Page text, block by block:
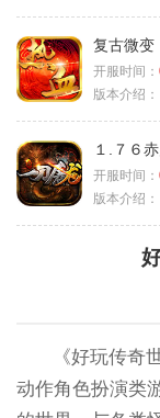
复古微变
开服时间：
版本介绍：
１.７６
开服时间：
版本介绍：
《好玩传奇
动作角色扮演类